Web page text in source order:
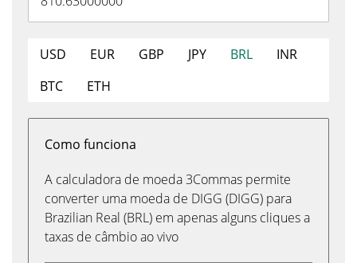
USD EUR GBP JPY BRL
INR
BTC
ETH
Como funciona
A calculadora de moeda 3Commas permite
converter uma moeda de DIGG (DIGG) para
Brazilian Real (BRL) em apenas alguns cliques a
taxas de câmbio ao vivo